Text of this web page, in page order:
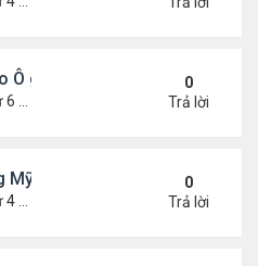
Ô gốc Việt tại Mỹ
8:33 pm
0
Trả lời
Mỹ sống lại mâu thuẫn
4:49 pm
0
Trả lời